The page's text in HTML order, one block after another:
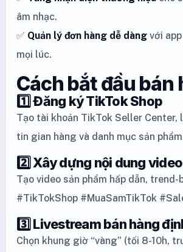
âm nhạc.
✅ Quản lý đơn hàng dễ dàng với
mọi lúc.
Cách bắt đầu bán
1️⃣ Đăng ký TikTok Shop
Tạo tài khoản TikTok Seller
tin gian hàng và danh mục sản
2️⃣ Xây dựng nội dung
Tạo video sản phẩm hấp dẫn,
#TikTokShop #MuaSamTikTok
3️⃣ Livestream bán hàng
Chọn khung giờ “vàng” (tối 8-10h,